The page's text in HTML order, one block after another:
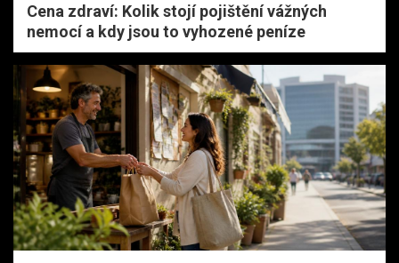
Cena zdraví: Kolik stojí pojištění vážných
nemocí a kdy jsou to vyhozené peníze